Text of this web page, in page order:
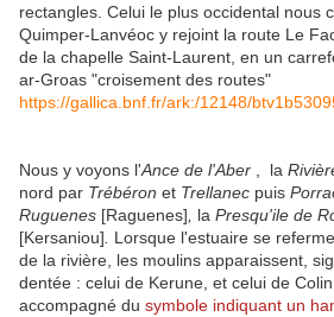
rectangles. Celui le plus occidental nous
Quimper-Lanvéoc y rejoint la route Le
de la chapelle Saint-Laurent, en un
ar-Groas "croisement des routes"
https://gallica.bnf.fr/ark:/12148/
Nous y voyons l'Ance de l'Aber la
nord par Trébéron et Trellanec puis
Ruguenes [Raguenes] la Presqu'ile de
[Kersaniou]
Lorsque l'estuaire se
de la rivière, les moulins apparaissent,
dentée : celui de Kerune, et celui de
accompagné du symbole indiquant un